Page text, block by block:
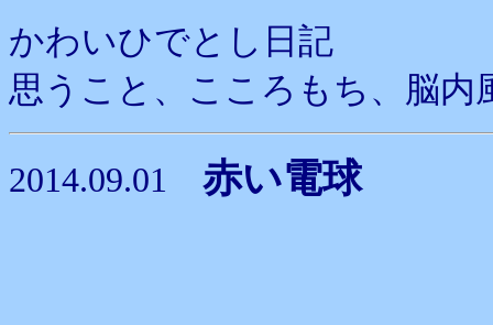
かわいひでとし日記
思うこと、こころもち、脳内
2014.09.01 赤い電球